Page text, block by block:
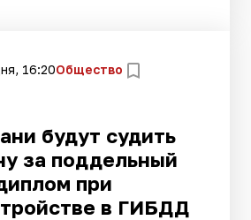
16:20Общество
будут судить
за поддельный
при
в ГИБДД